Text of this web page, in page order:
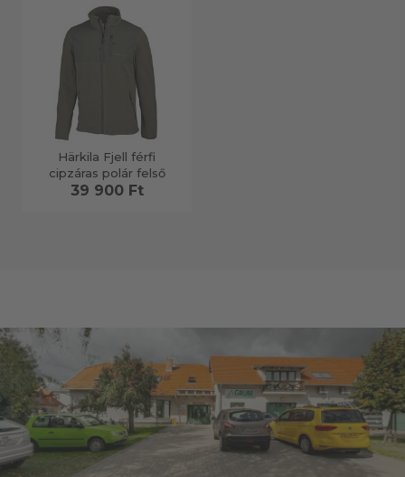
Härkila Fjell férfi
cipzáras polár felső
39 900 Ft